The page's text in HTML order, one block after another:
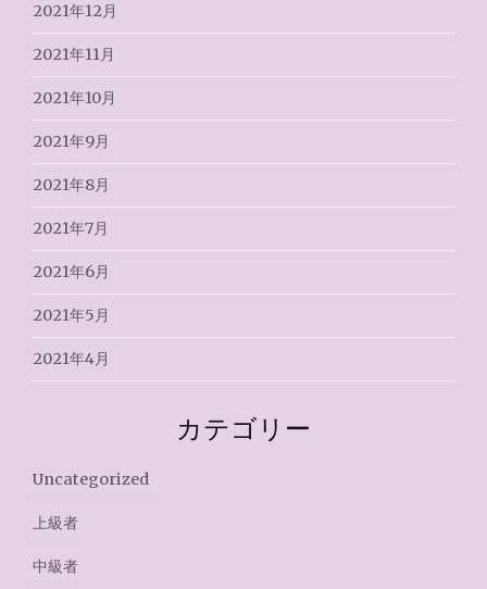
2021年12月
2021年11月
2021年10月
2021年9月
2021年8月
2021年7月
2021年6月
2021年5月
2021年4月
カテゴリー
Uncategorized
上級者
中級者